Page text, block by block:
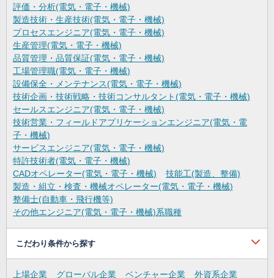
評価・分析(電気・電子・機械)
製造技術・生産技術(電気・電子・機械)
プロセスエンジニア(電気・電子・機械)
生産管理(電気・電子・機械)
品質管理・品質保証(電気・電子・機械)
工場管理職(電気・電子・機械)
設備保全・メンテナンス(電気・電子・機械)
技術企画・技術戦略・技術コンサルタント(電気・電子・機械)
セールスエンジニア(電気・電子・機械)
技術営業・フィールドアプリケーションエンジニア(電気・電
子・機械)
サービスエンジニア(電気・電子・機械)
特許技術者(電気・電子・機械)
CADオペレーター(電気・電子・機械)
技能工(製造、整備)
製造・組立・検査・機械オペレーター(電気・電子・機械)
整備士(自動車・飛行機等)
その他エンジニア(電気・電子・機械)系職種
こだわり条件から探す
上場企業 グローバル企業 ベンチャー企業
外資系企業